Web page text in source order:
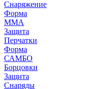
Снаряжение
Форма
ММА
Защита
Перчатки
Форма
САМБО
Борцовки
Защита
Снаряды